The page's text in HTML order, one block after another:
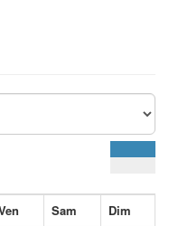
Sam
Dim